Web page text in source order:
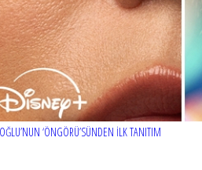
‘ÖNGÖRÜ’SÜNDEN İLK TANITIM